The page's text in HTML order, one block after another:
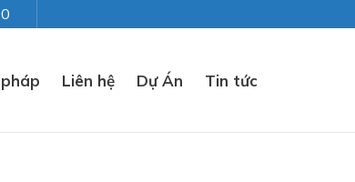
Liên hệ Dự Án Tin tức